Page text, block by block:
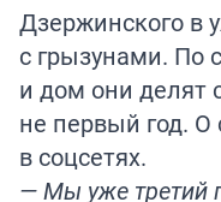
Дзержинского в
с грызунами. По
и дом они
не первый год.
в соцсетях.
— Мы уже третий